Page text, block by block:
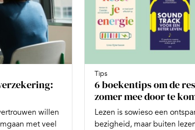
willen
met veel
Tips
6 boekentips om de
zomer mee door te
Lezen is sowieso een
bezigheid, maar buiten